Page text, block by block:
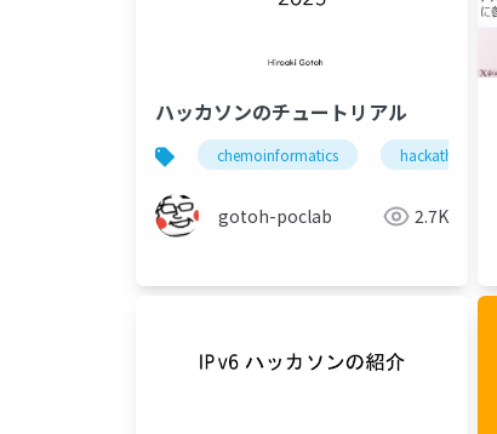
ハッカソンのチュートリアル
chemoinformatics hackathon
gotoh-poclab 2.7K